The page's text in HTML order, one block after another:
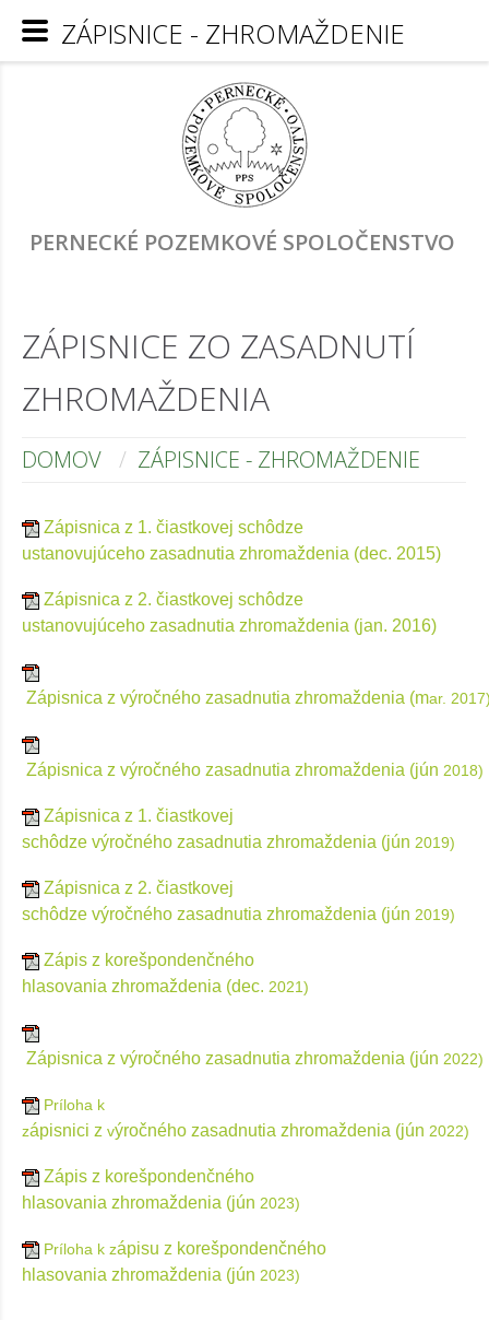
PERNECKÉ POZEMKOVÉ SPOLOČENSTVO
ZÁPISNICE ZO ZASADNUTÍ
ZHROMAŽDENIA
DOMOV ZÁPISNICE - ZHROMAŽDENIE
Zápisnica z 1. čiastkovej schôdze
ustanovujúceho zasadnutia zhromaždenia (dec. 2015)
Zápisnica z 2. čiastkovej schôdze
ustanovujúceho zasadnutia zhromaždenia (jan. 2016)
Zápisnica z výročného zasadnutia zhromaždenia (mar. 2017
Zápisnica z výročného zasadnutia zhromaždenia (jún 2018)
Zápisnica z 1. čiastkovej
schôdze výročného zasadnutia zhromaždenia (jún 2019)
Zápisnica z 2. čiastkovej
schôdze výročného zasadnutia zhromaždenia (jún 2019)
Zápis z korešpondenčného
hlasovania zhromaždenia (dec. 2021)
Zápisnica z výročného zasadnutia zhromaždenia (jún 2022)
Príloha k
zápisnici z výročného zasadnutia zhromaždenia (jún 2022)
Zápis z korešpondenčného
hlasovania zhromaždenia (jún 2023)
Príloha k zápisu z korešpondenčného
hlasovania zhromaždenia (jún 2023)
ZÁPISNICE - ZHROMAŽDENIE